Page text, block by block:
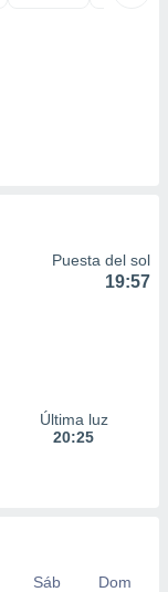
Puesta del sol
19:57
Última luz
20:25
Sáb
Dom